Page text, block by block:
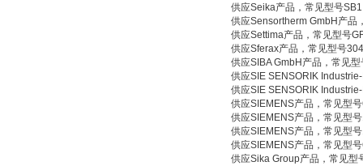
供应Seika产品，常见型号
供应Sensortherm GmbH产品
供应Settima产品，常见型号
供应Sferax产品，常见型号
供应SIBA GmbH产品，常见
供应SIE SENSORIK
供应SIE SENSORIK
供应SIEMENS产品，常见型
供应SIEMENS产品，常见型
供应SIEMENS产品，常见型
供应SIEMENS产品，常见型
供应Sika Group产品，常见型